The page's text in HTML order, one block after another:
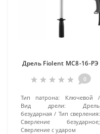
Дрель Fiolent МС8-16-РЭ
0
Тип патрона:
Ключевой
Вид дрели:
Дрель
безударная
Тип сверления:
Сверление безударное;
Сверление с ударом